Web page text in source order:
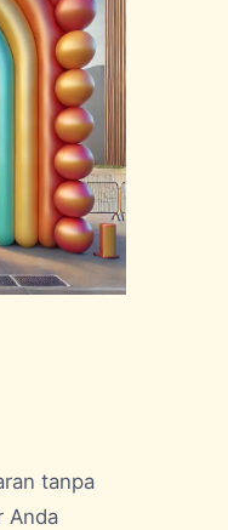
tanpa
Anda